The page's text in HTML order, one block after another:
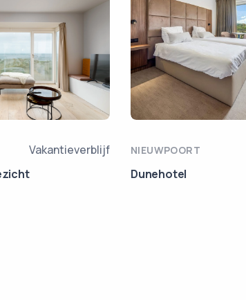
Vakantieverblijf
NIEUWPOORT
Dunehotel